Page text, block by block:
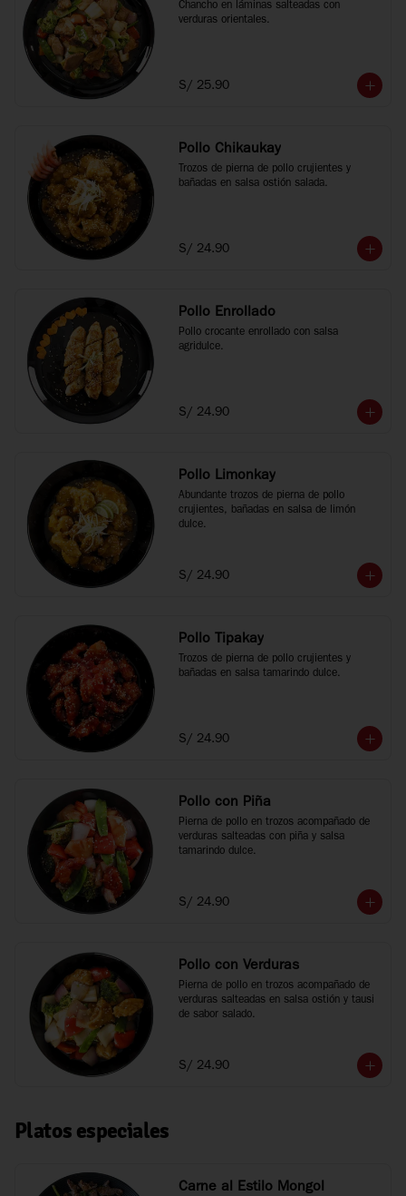
Chancho en láminas salteadas con
verduras orientales.
S/ 25.90
Pollo Chikaukay
Trozos de pierna de pollo crujientes y
bañadas en salsa ostión salada.
S/ 24.90
Pollo Enrollado
Pollo crocante enrollado con salsa
agridulce.
S/ 24.90
Pollo Limonkay
Abundante trozos de pierna de pollo
crujientes, bañadas en salsa de limón
dulce.
S/ 24.90
Pollo Tipakay
Trozos de pierna de pollo crujientes y
bañadas en salsa tamarindo dulce.
S/ 24.90
Pollo con Piña
Pierna de pollo en trozos acompañado de
verduras salteadas con piña y salsa
tamarindo dulce.
S/ 24.90
Pollo con Verduras
Pierna de pollo en trozos acompañado de
verduras salteadas en salsa ostión y tausi
de sabor salado.
S/ 24.90
Platos especiales
Carne al Estilo Mongol